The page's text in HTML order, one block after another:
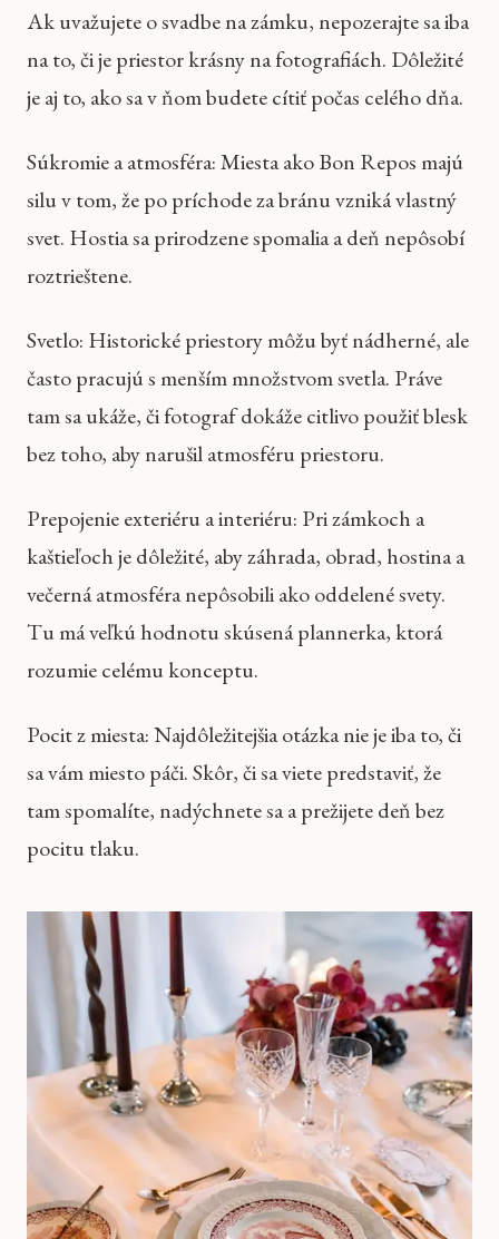
Ak uvažujete o svadbe na zámku, nepozerajte sa iba
na to, či je priestor krásny na fotografiách. Dôležité
je aj to, ako sa v ňom budete cítiť počas celého dňa.
Súkromie a atmosféra: Miesta ako Bon Repos majú
silu v tom, že po príchode za bránu vzniká vlastný
svet. Hostia sa prirodzene spomalia a deň nepôsobí
roztrieštene.
Svetlo: Historické priestory môžu byť nádherné, ale
často pracujú s menším množstvom svetla. Práve
tam sa ukáže, či fotograf dokáže citlivo použiť blesk
bez toho, aby narušil atmosféru priestoru.
Prepojenie exteriéru a interiéru: Pri zámkoch a
kaštieľoch je dôležité, aby záhrada, obrad, hostina a
večerná atmosféra nepôsobili ako oddelené svety.
Tu má veľkú hodnotu skúsená plannerka, ktorá
rozumie celému konceptu.
Pocit z miesta: Najdôležitejšia otázka nie je iba to, či
sa vám miesto páči. Skôr, či sa viete predstaviť, že
tam spomalíte, nadýchnete sa a prežijete deň bez
pocitu tlaku.